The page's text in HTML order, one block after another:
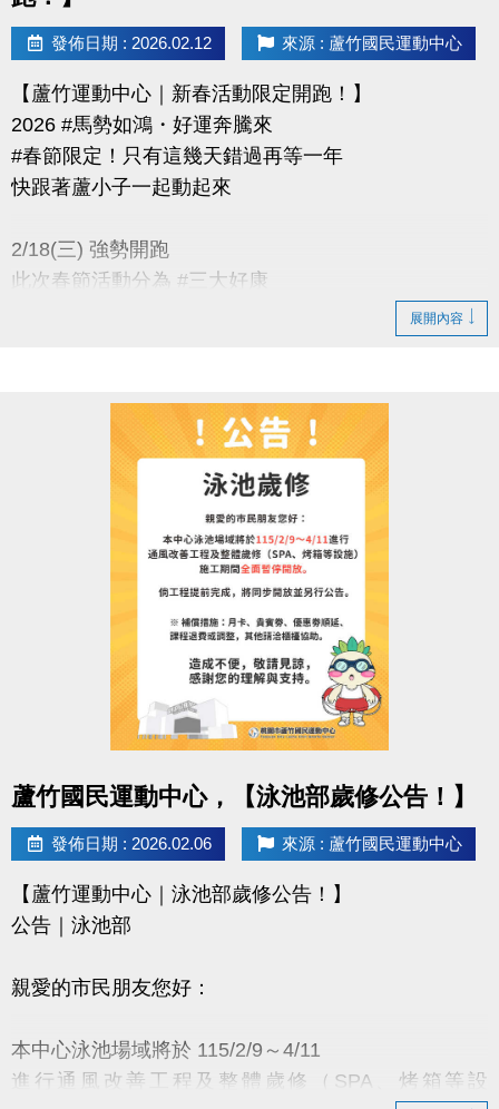
發佈日期 : 2026.02.12 來源 : 蘆竹國民運動中心
【蘆竹運動中心｜新春活動限定開跑！】
2026 #馬勢如鴻・好運奔騰來
#春節限定！只有這幾天錯過再等一年
快跟著蘆小子一起動起來
2/18(三) 強勢開跑
此次春節活動分為 #三大好康
只要消費滿$500+追蹤標記好友+底下留言一句吉祥話
【活動一】#馬上攏好禮(你)
活動時間： 只到 3/3(二)！
消費抽好禮抽到「馬」上帶回家！
-------------------------------------
【活動二】#馬上雙得
活動時間： 2/18(三) ～ 2/21(六)
買票劵享優惠＋升級 限時4天
雙重好康，真的「馬」上賺到！
-------------------------------------
【活動三】#馬攏無驚
活動時間： 2/18(三) ～ 2/21(六)
「馬」上融入團體認識新朋友
活動詳情請見本次DM
獎品數量有限，好禮不間斷
-洽詢專線：03-2639066 #111
https://www.lzsports.com.tw/zh_TW/news/pageID/1/
-FB : 桃園市蘆竹國民運動中心
展開內容
蘆竹國民運動中心，【泳池部歲修公告！】
發佈日期 : 2026.02.06 來源 : 蘆竹國民運動中心
【蘆竹運動中心｜泳池部歲修公告！】
公告｜泳池部
親愛的市民朋友您好：
本中心泳池場域將於 115/2/9～4/11
進行通風改善工程及整體歲修（SPA、烤箱等設